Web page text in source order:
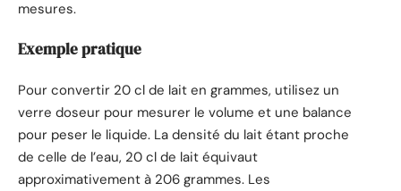
mesures.
Exemple pratique
Pour convertir 20 cl de lait en grammes, utilisez un
verre doseur pour mesurer le volume et une balance
pour peser le liquide. La densité du lait étant proche
de celle de l’eau, 20 cl de lait équivaut
approximativement à 206 grammes. Les